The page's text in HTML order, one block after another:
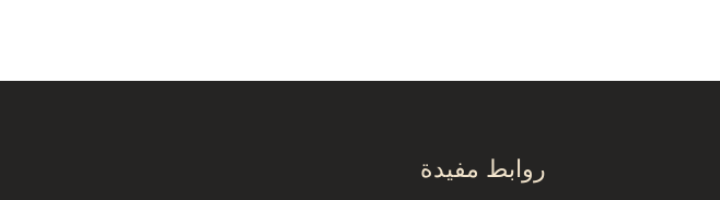
روابط مفيدة